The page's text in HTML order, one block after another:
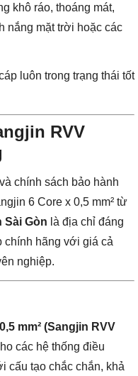
khô ráo, thoáng mát,
nắng mặt trời hoặc các
luôn trong trạng thái tốt
RVV
chính sách bảo hành
6 Core x 0,5 mm² từ
Sài Gòn là địa chỉ đáng
chính hãng với giá cả
nghiệp.
mm² (Sangjin RVV
các hệ thống điều
cấu tạo chắc chắn, khả